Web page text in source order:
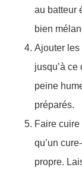
au batteur
bien
Ajouter les
jusqu’à
peine
préparés.
Faire cuire
qu’un
propre.